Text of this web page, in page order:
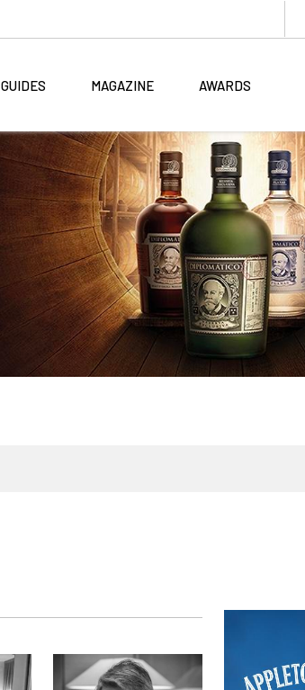
GUIDES MAGAZINE AWARDS